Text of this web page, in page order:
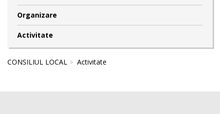
Organizare
Activitate
CONSILIUL LOCAL Activitate